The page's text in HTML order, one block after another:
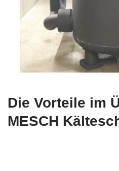
Die Vorteile im
MESCH